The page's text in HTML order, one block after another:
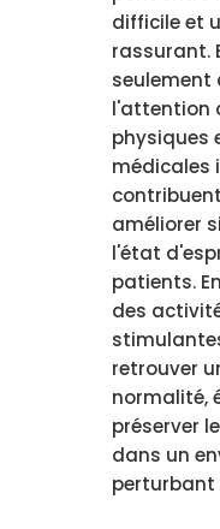
difficile et
rassurant.
seulement
l'attention
physiques
médicales
améliorer
l'état
patients.
des
retrouver
normalité,
préserver
dans un
perturbant